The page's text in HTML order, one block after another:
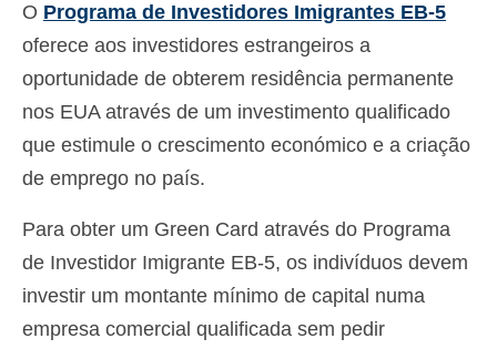
O Programa de Investidores Imigrantes EB-5
oferece aos investidores estrangeiros a
oportunidade de obterem residência permanente
nos EUA através de um investimento qualificado
que estimule o crescimento económico e a criação
de emprego no país.
Para obter um Green Card através do Programa
de Investidor Imigrante EB-5, os indivíduos devem
investir um montante mínimo de capital numa
empresa comercial qualificada sem pedir